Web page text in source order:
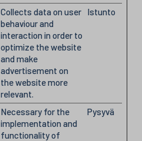
Collects data on user
behaviour and
interaction in order to
optimize the website
and make
advertisement on
the website more
relevant.
Istunto
Necessary for the
implementation and
functionality of
Pysyvä